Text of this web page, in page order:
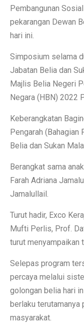
Pembangunan
pekarangan Dewan
hari ini.
Simposium selama
Jabatan Belia dan
Majlis Belia Negeri
Negara (HBN) 2022
Keberangkatan
Pengarah (Bahagian
Belia dan Sukan
Berangkat sama
Farah Adriana
Jamalullail.
Turut hadir, Exco
Mufti Perlis, Prof.
turut menyampaikan
Selepas program
percaya melalui
golongan belia hari
berlaku terutamanya
masyarakat.